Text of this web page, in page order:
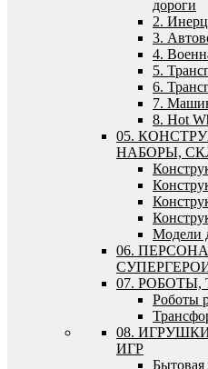
дороги
2.
3.
4.
5.
6.
7.
8. Hot
05.
НАБОРЫ,
Модели
06.
07.
Роботы
08.
ИГР
Бытовая